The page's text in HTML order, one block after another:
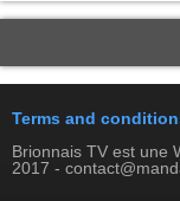
Terms and
Brionnais TV est une
2017 -